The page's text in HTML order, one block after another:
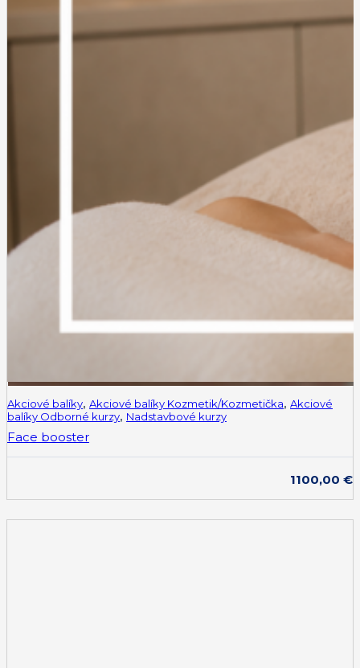
Akciové balíky, Akciové balíky Kozmetik/Kozmetička, Akciové
balíky Odborné kurzy, Nadstavbové kurzy
Face booster
1100,00 €